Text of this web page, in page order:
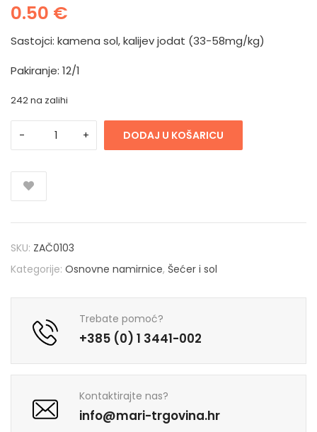
0.50 €
Sastojci: kamena sol, kalijev jodat (33-58mg/kg)
Pakiranje: 12/1
242 na zalihi
DODAJ U KOŠARICU
SKU: ZAČ0103
Kategorije: Osnovne namirnice, Šećer i sol
Trebate pomoć?
+385 (0) 1 3441-002
Kontaktirajte nas?
info@mari-trgovina.hr